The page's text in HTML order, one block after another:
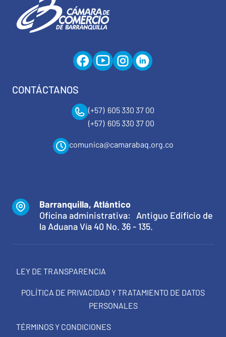
CONTÁCTANOS
(+57) 605 330 37 00
(+57) 605 330 37 00
comunica@camarabaq.org.co
Barranquilla, Atlántico
Oficina administrativa: Antiguo Edificio de
la Aduana Vía 40 No. 36 - 135.
LEY DE TRANSPARENCIA
POLÍTICA DE PRIVACIDAD Y TRATAMIENTO DE DATOS
PERSONALES
TÉRMINOS Y CONDICIONES